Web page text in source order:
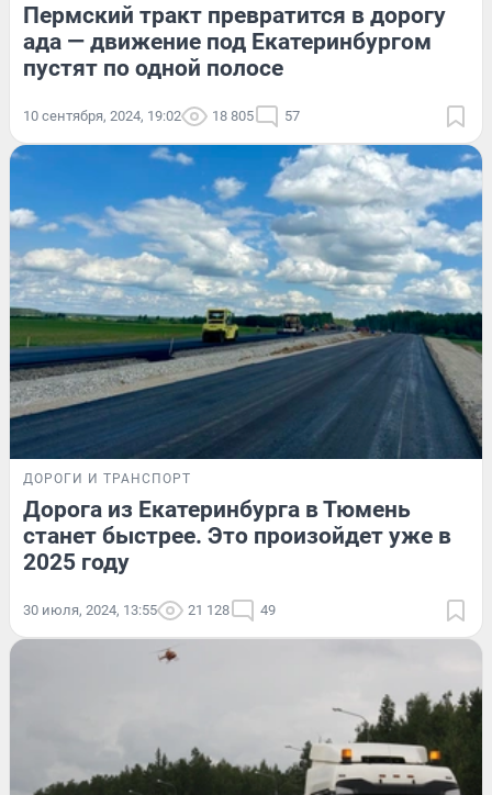
Пермский тракт превратится в дорогу
ада — движение под Екатеринбургом
пустят по одной полосе
10 сентября, 2024, 19:02 18 805 57
ДОРОГИ И ТРАНСПОРТ
Дорога из Екатеринбурга в Тюмень
станет быстрее. Это произойдет уже в
2025 году
30 июля, 2024, 13:55 21 128 49